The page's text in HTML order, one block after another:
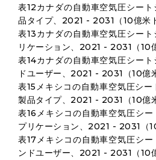
表12カナダの自動車空気圧シー
品タイプ、2021 - 2031（10億米
表13カナダの自動車空気圧シー
リケーション、2021 - 2031（10
表14カナダの自動車空気圧シー
ドユーザー、2021 - 2031（10億
表15メキシコの自動車空気圧シー
製品タイプ、2021 - 2031（10億
表16メキシコの自動車空気圧シ
プリケーション、2021 - 2031（
表17メキシコの自動車空気圧シ
ンドユーザー、2021 - 2031（10